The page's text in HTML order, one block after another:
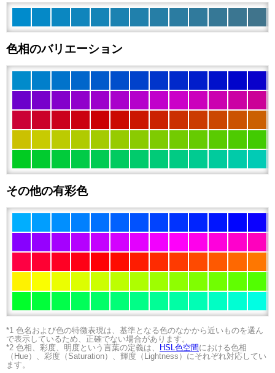
色相のバリエーション
その他の有彩色
*1 色名および色の特徴表現は、基準となる色のなかから近いものを選ん
で表示しているため、正確でない場合があります。
*2 色相、彩度、明度という言葉の定義は、
HSL色空間 における色相
（Hue）、彩度（Saturation）、輝度（Lightness）にそれぞれ対応してい
ます。